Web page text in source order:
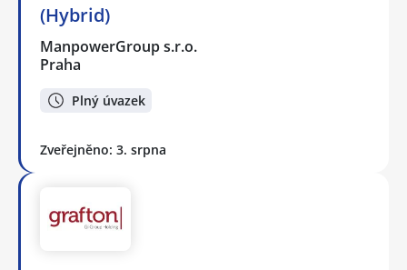
(Hybrid)
ManpowerGroup s.r.o.
Praha
Plný úvazek
Zveřejněno: 3. srpna